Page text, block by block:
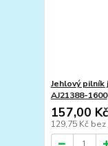
Jehlový pilník
AJ21388-1600
157,00 Kč
129,75 Kč bez